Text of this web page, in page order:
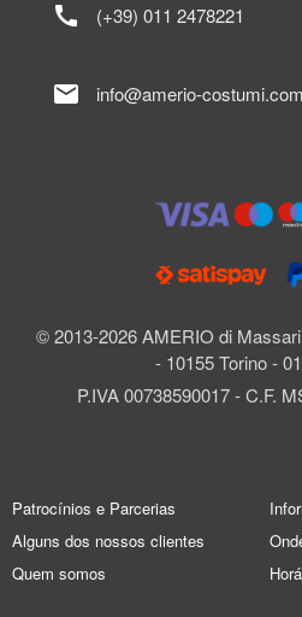
© 2013-2026 AMERIO di
- 10155 Torino -
P.IVA 00738590017 - C.F.
call (+39) 011 2478221
mail info@amerio-costumi.com
Patrocínios e Parcerias
Alguns dos nossos clientes
Quem somos